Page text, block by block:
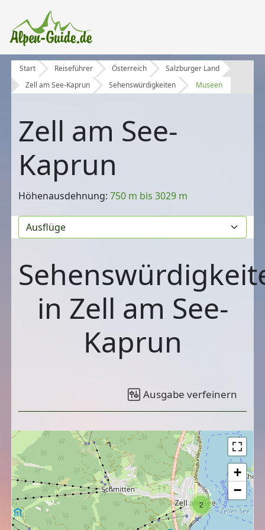
Start Reiseführer Österreich
Salzburger Land
Zell am See-Kaprun
Sehenswürdigkeiten Museen
Zell am See-
Kaprun
Höhenausdehnung:750 m bis 3029 m
in Zell am See-
Kaprun
Ausgabe verfeinern
2
+
−